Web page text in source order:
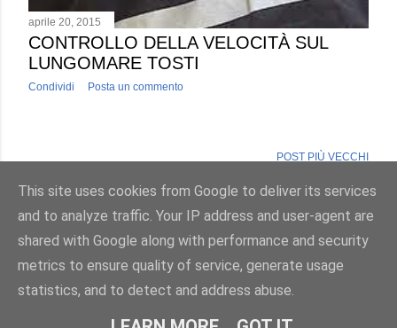
aprile 20, 2015
CONTROLLO DELLA VELOCITÀ SUL
LUNGOMARE TOSTI
Condividi Posta un commento
POST PIÙ VECCHI
Powered by Blogger
2017©AntonioLuciani
This site uses cookies from Google to deliver its services
and to analyze traffic. Your IP address and user-agent are
shared with Google along with performance and security
metrics to ensure quality of service, generate usage
statistics, and to detect and address abuse.